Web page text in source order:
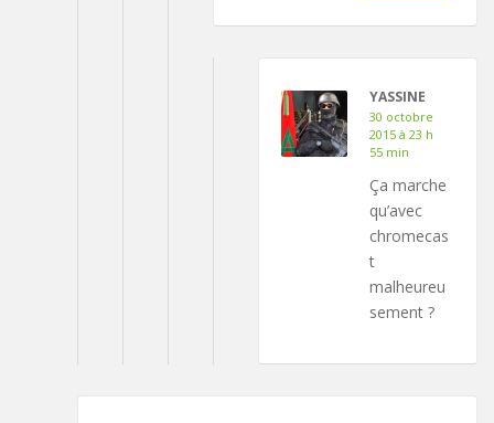
YASSINE
30 octobre
2015 à 23 h
55 min
Ça marche
qu’avec
chromecas
t
malheureu
sement ?